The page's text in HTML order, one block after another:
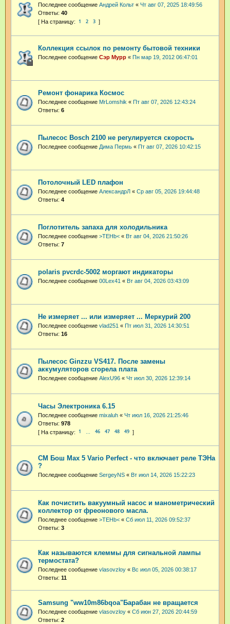
Последнее сообщение Андрей Кольт « Чт авг 07, 2025 18:49:56
Ответы: 40
1 2 3
Коллекция ссылок по ремонту бытовой техники
Последнее сообщение Сэр Мурр « Пн мар 19, 2012 06:47:01
Ремонт фонарика Космос
Последнее сообщение MrLomshik « Пт авг 07, 2026 12:43:24
Ответы: 6
Пылесос Bosch 2100 не регулируется скорость
Последнее сообщение Дима Пермь « Пт авг 07, 2026 10:42:15
Потолочный LED плафон
Последнее сообщение АлександрЛ « Ср авг 05, 2026 19:44:48
Ответы: 4
Поглотитель запаха для холодильника
Последнее сообщение >TEHb< « Вт авг 04, 2026 21:50:26
Ответы: 7
polaris pvcrdc-5002 моргают индикаторы
Последнее сообщение 00Lex41 « Вт авг 04, 2026 03:43:09
Не измеряет ... или измеряет ... Меркурий 200
Последнее сообщение vlad251 « Пт июл 31, 2026 14:30:51
Ответы: 16
Пылесос Ginzzu VS417. После замены
аккумуляторов сгорела плата
Последнее сообщение AlexU96 « Чт июл 30, 2026 12:39:14
Часы Электроника 6.15
Последнее сообщение mixaluh « Чт июл 16, 2026 21:25:46
Ответы: 978
1 46 47 48 49
СМ Бош Max 5 Vario Perfect - что включает реле ТЭНа
?
Последнее сообщение SergeyNS « Вт июл 14, 2026 15:22:23
Как почистить вакуумный насос и манометрический
коллектор от фреонового масла.
Последнее сообщение >TEHb< « Сб июл 11, 2026 09:52:37
Ответы: 3
Как называются клеммы для сигнальной лампы
термостата?
Последнее сообщение vlasovzloy « Вс июл 05, 2026 00:38:17
Ответы: 11
Samsung "ww10m86bqoa"Барабан не вращается
Последнее сообщение vlasovzloy « Сб июн 27, 2026 20:44:59
Ответы: 2